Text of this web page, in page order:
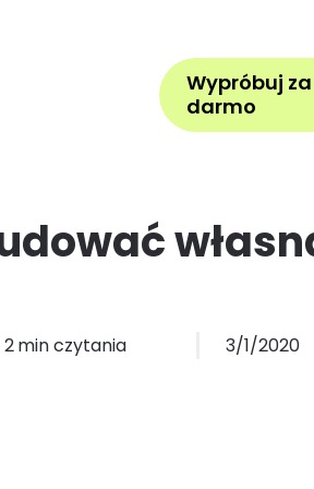
Wypróbuj za
darmo
2min czytania 3/1/2020